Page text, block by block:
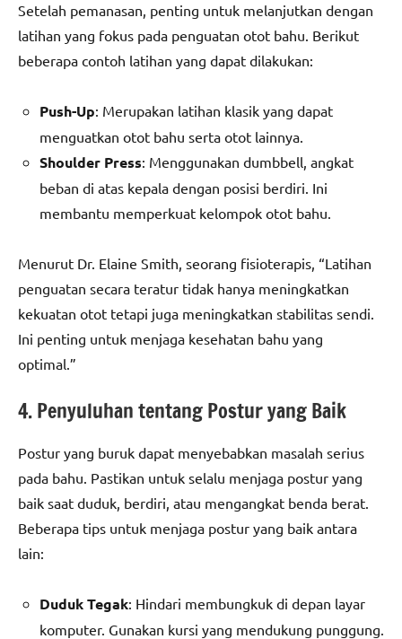
Setelah pemanasan, penting untuk melanjutkan dengan
latihan yang fokus pada penguatan otot bahu. Berikut
beberapa contoh latihan yang dapat dilakukan:
Push-Up: Merupakan latihan klasik yang dapat
menguatkan otot bahu serta otot lainnya.
Shoulder Press: Menggunakan dumbbell, angkat
beban di atas kepala dengan posisi berdiri. Ini
membantu memperkuat kelompok otot bahu.
Menurut Dr. Elaine Smith, seorang fisioterapis, “Latihan
penguatan secara teratur tidak hanya meningkatkan
kekuatan otot tetapi juga meningkatkan stabilitas sendi.
Ini penting untuk menjaga kesehatan bahu yang
optimal.”
4. Penyuluhan tentang Postur yang Baik
Postur yang buruk dapat menyebabkan masalah serius
pada bahu. Pastikan untuk selalu menjaga postur yang
baik saat duduk, berdiri, atau mengangkat benda berat.
Beberapa tips untuk menjaga postur yang baik antara
lain:
Duduk Tegak: Hindari membungkuk di depan layar
komputer. Gunakan kursi yang mendukung punggung.